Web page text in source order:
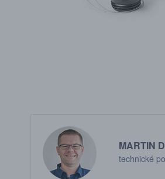
MARTIN
technické